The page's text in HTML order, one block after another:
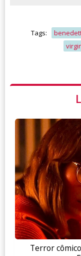
Tags:
Terror